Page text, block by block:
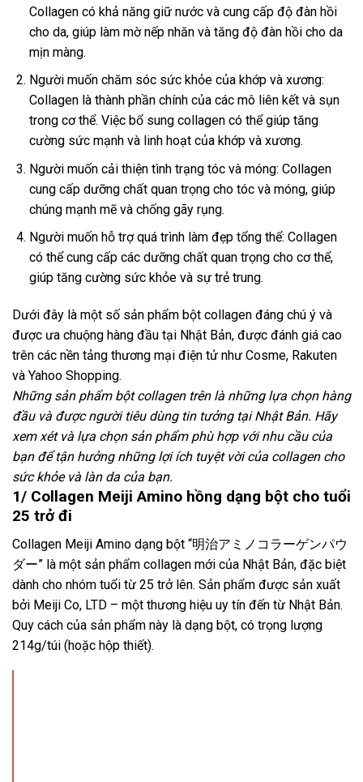
Collagen có khả năng giữ nước và cung cấp độ đàn hồi
cho da, giúp làm mờ nếp nhăn và tăng độ đàn hồi cho da
mịn màng.
Người muốn chăm sóc sức khỏe của khớp và xương:
Collagen là thành phần chính của các mô liên kết và sụn
trong cơ thể. Việc bổ sung collagen có thể giúp tăng
cường sức mạnh và linh hoạt của khớp và xương.
Người muốn cải thiện tình trạng tóc và móng: Collagen
cung cấp dưỡng chất quan trọng cho tóc và móng, giúp
chúng mạnh mẽ và chống gãy rụng.
Người muốn hỗ trợ quá trình làm đẹp tổng thể: Collagen
có thể cung cấp các dưỡng chất quan trọng cho cơ thể,
giúp tăng cường sức khỏe và sự trẻ trung.
Dưới đây là một số sản phẩm bột collagen đáng chú ý và
được ưa chuộng hàng đầu tại Nhật Bản, được đánh giá cao
trên các nền tảng thương mại điện tử như Cosme, Rakuten
và Yahoo Shopping.
Những sản phẩm bột collagen trên là những lựa chọn hàng
đầu và được người tiêu dùng tin tưởng tại Nhật Bản. Hãy
xem xét và lựa chọn sản phẩm phù hợp với nhu cầu của
bạn để tận hưởng những lợi ích tuyệt vời của collagen cho
sức khỏe và làn da của bạn.
1/ Collagen Meiji Amino hồng dạng bột cho tuổi
25 trở đi
Collagen Meiji Amino dạng bột “明治アミノコラーゲンパウ
ダー” là một sản phẩm collagen mới của Nhật Bản, đặc biệt
dành cho nhóm tuổi từ 25 trở lên. Sản phẩm được sản xuất
bởi Meiji Co, LTD – một thương hiệu uy tín đến từ Nhật Bản.
Quy cách của sản phẩm này là dạng bột, có trọng lượng
214g/túi (hoặc hộp thiết).